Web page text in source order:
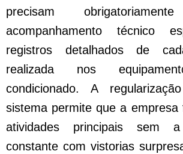
precisam
acompanhamento técnico
registros detalhados de
realizada nos
condicionado. A
sistema permite que a empresa
atividades principais sem a
constante com vistorias